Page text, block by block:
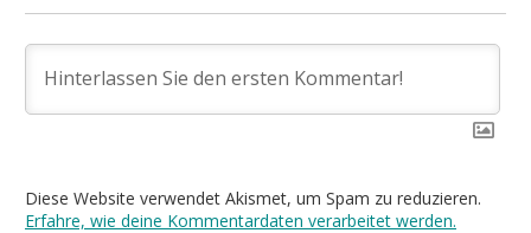
Diese Website verwendet Akismet, um Spam zu reduzieren.
Erfahre, wie deine Kommentardaten verarbeitet werden.